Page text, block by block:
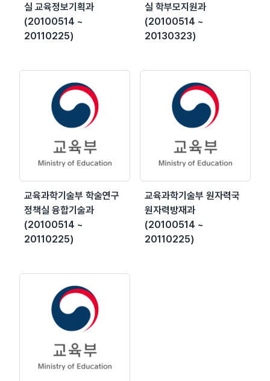
실 교육정보기획과
(20100514 ~
20110225)
실 학부모지원과
(20100514 ~
20130323)
교육과학기술부 학술연구
정책실 융합기술과
(20100514 ~
20110225)
교육과학기술부 원자력국
원자력방재과
(20100514 ~
20110225)